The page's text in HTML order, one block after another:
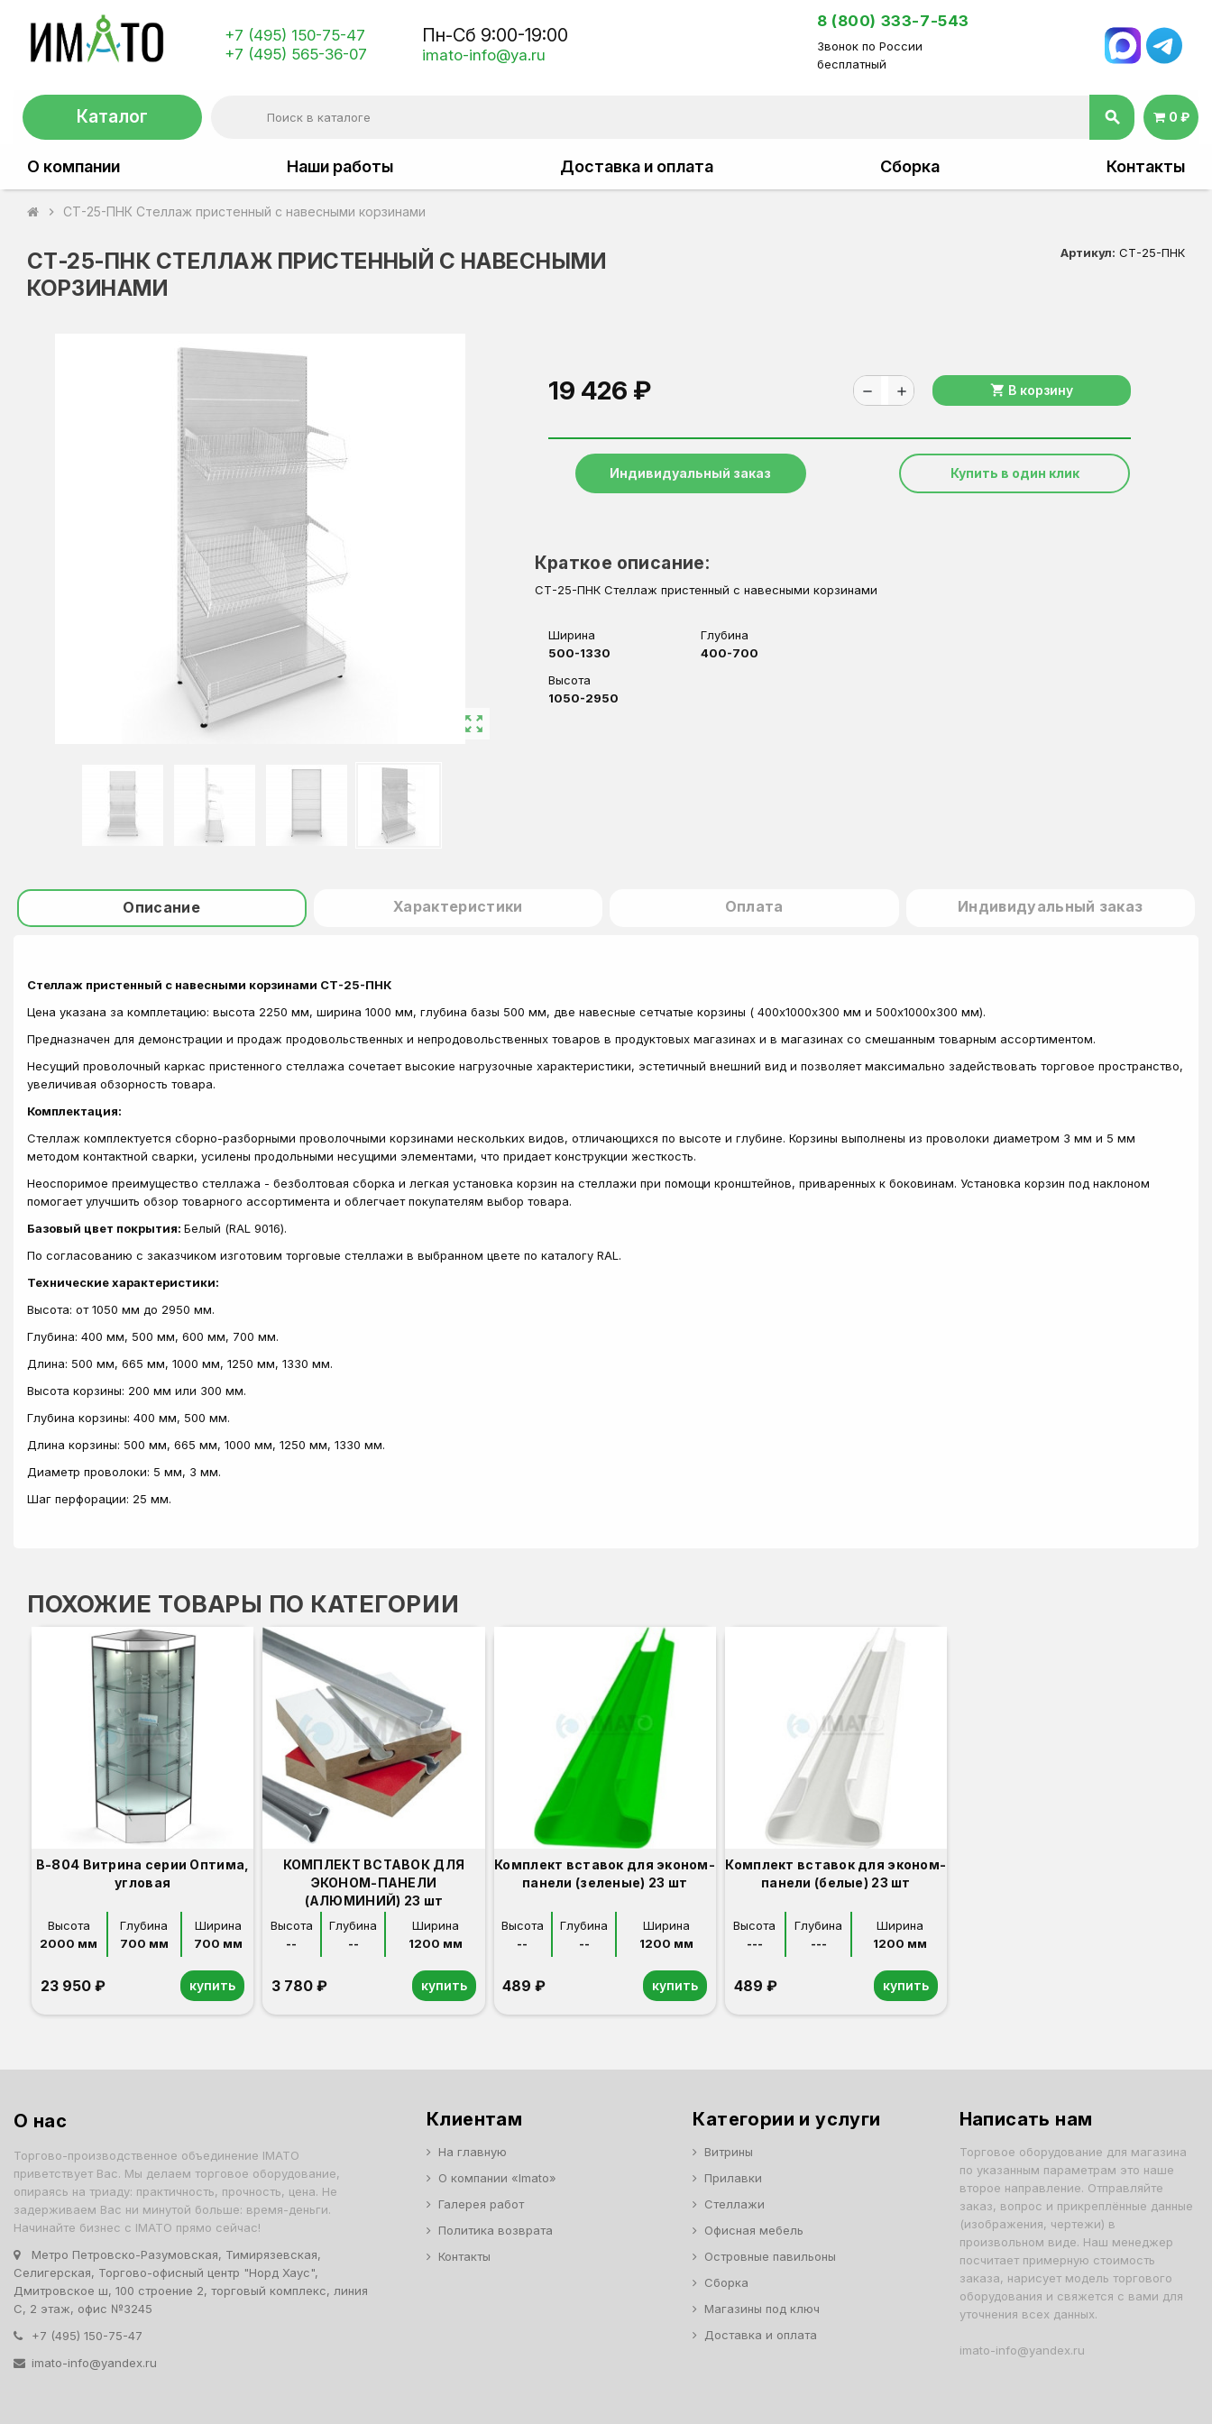
+7 (495) 150-75-47
+7 (495) 565-36-07
Пн-Сб 9:00-19:00
imato-info@ya.ru
8 (800) 333-7-543
Звонок по России
бесплатный
Каталог search 0 ₽
О компании Наши работы Доставка и оплата Сборка Контакты
chevron_right СТ-25-ПНК Стеллаж пристенный с навесными корзинами
СТ-25-ПНК СТЕЛЛАЖ ПРИСТЕННЫЙ С НАВЕСНЫМИ
КОРЗИНАМИ
Артикул: СТ-25-ПНК
zoom_out_map
19 426 ₽ remove add shopping_cart В корзину
Индивидуальный заказ Купить в один клик
Краткое описание:
СТ-25-ПНК Стеллаж пристенный с навесными корзинами
Ширина
500-1330
Глубина
400-700
Высота
1050-2950
Описание Характеристики Оплата Индивидуальный заказ
Стеллаж пристенный с навесными корзинами СТ-25-ПНК
Цена указана за комплетацию: высота 2250 мм, ширина 1000 мм, глубина базы 500 мм, две навесные сетчатые корзины ( 400х1000х300 мм и 500х1000х300 мм).
Предназначен для демонстрации и продаж продовольственных и непродовольственных товаров в продуктовых магазинах и в магазинах со смешанным товарным ассортиментом.
Несущий проволочный каркас пристенного стеллажа сочетает высокие нагрузочные характеристики, эстетичный внешний вид и позволяет максимально задействовать торговое пространство,
увеличивая обзорность товара.
Комплектация:
Стеллаж комплектуется сборно-разборными проволочными корзинами нескольких видов, отличающихся по высоте и глубине. Корзины выполнены из проволоки диаметром 3 мм и 5 мм
методом контактной сварки, усилены продольными несущими элементами, что придает конструкции жесткость.
Неоспоримое преимущество стеллажа - безболтовая сборка и легкая установка корзин на стеллажи при помощи кронштейнов, приваренных к боковинам. Установка корзин под наклоном
помогает улучшить обзор товарного ассортимента и облегчает покупателям выбор товара.
Базовый цвет покрытия: Белый (RAL 9016).
По согласованию с заказчиком изготовим торговые стеллажи в выбранном цвете по каталогу RAL.
Технические характеристики:
Высота: от 1050 мм до 2950 мм.
Глубина: 400 мм, 500 мм, 600 мм, 700 мм.
Длина: 500 мм, 665 мм, 1000 мм, 1250 мм, 1330 мм.
Высота корзины: 200 мм или 300 мм.
Глубина корзины: 400 мм, 500 мм.
Длина корзины: 500 мм, 665 мм, 1000 мм, 1250 мм, 1330 мм.
Диаметр проволоки: 5 мм, 3 мм.
Шаг перфорации: 25 мм.
ПОХОЖИЕ ТОВАРЫ ПО КАТЕГОРИИ
В-804 Витрина серии Оптима,
угловая
Высота
2000 мм
Глубина
700 мм
Ширина
700 мм
23 950 ₽ купить
КОМПЛЕКТ ВСТАВОК ДЛЯ
ЭКОНОМ-ПАНЕЛИ
(АЛЮМИНИЙ) 23 шт
Высота
--
Глубина
--
Ширина
1200 мм
3 780 ₽ купить
Комплект вставок для эконом-
панели (зеленые) 23 шт
Высота
--
Глубина
--
Ширина
1200 мм
489 ₽ купить
Комплект вставок для эконом-
панели (белые) 23 шт
Высота
---
Глубина
---
Ширина
1200 мм
489 ₽ купить
О нас
Торгово-производственное объединение IMATO
приветствует Вас. Мы делаем торговое оборудование,
опираясь на триаду: практичность, прочность, цена. Не
задерживаем Вас ни минутой больше: время-деньги.
Начинайте бизнес с IMATO прямо сейчас!
Метро Петровско-Разумовская, Тимирязевская,
Селигерская, Торгово-офисный центр "Норд Хаус",
Дмитровское ш, 100 строение 2, торговый комплекс, линия
С, 2 этаж, офис №3245
+7 (495) 150-75-47
imato-info@yandex.ru
Клиентам
На главную
О компании «Imato»
Галерея работ
Политика возврата
Контакты
Категории и услуги
Витрины
Прилавки
Стеллажи
Офисная мебель
Островные павильоны
Сборка
Магазины под ключ
Доставка и оплата
Написать нам
Торговое оборудование для магазина
по указанным параметрам это наше
второе направление. Отправляйте
заказ, вопрос и прикреплённые данные
(изображения, чертежи) в
произвольном виде. Наш менеджер
посчитает примерную стоимость
заказа, нарисует модель торгового
оборудования и свяжется с вами для
уточнения всех данных.
imato-info@yandex.ru